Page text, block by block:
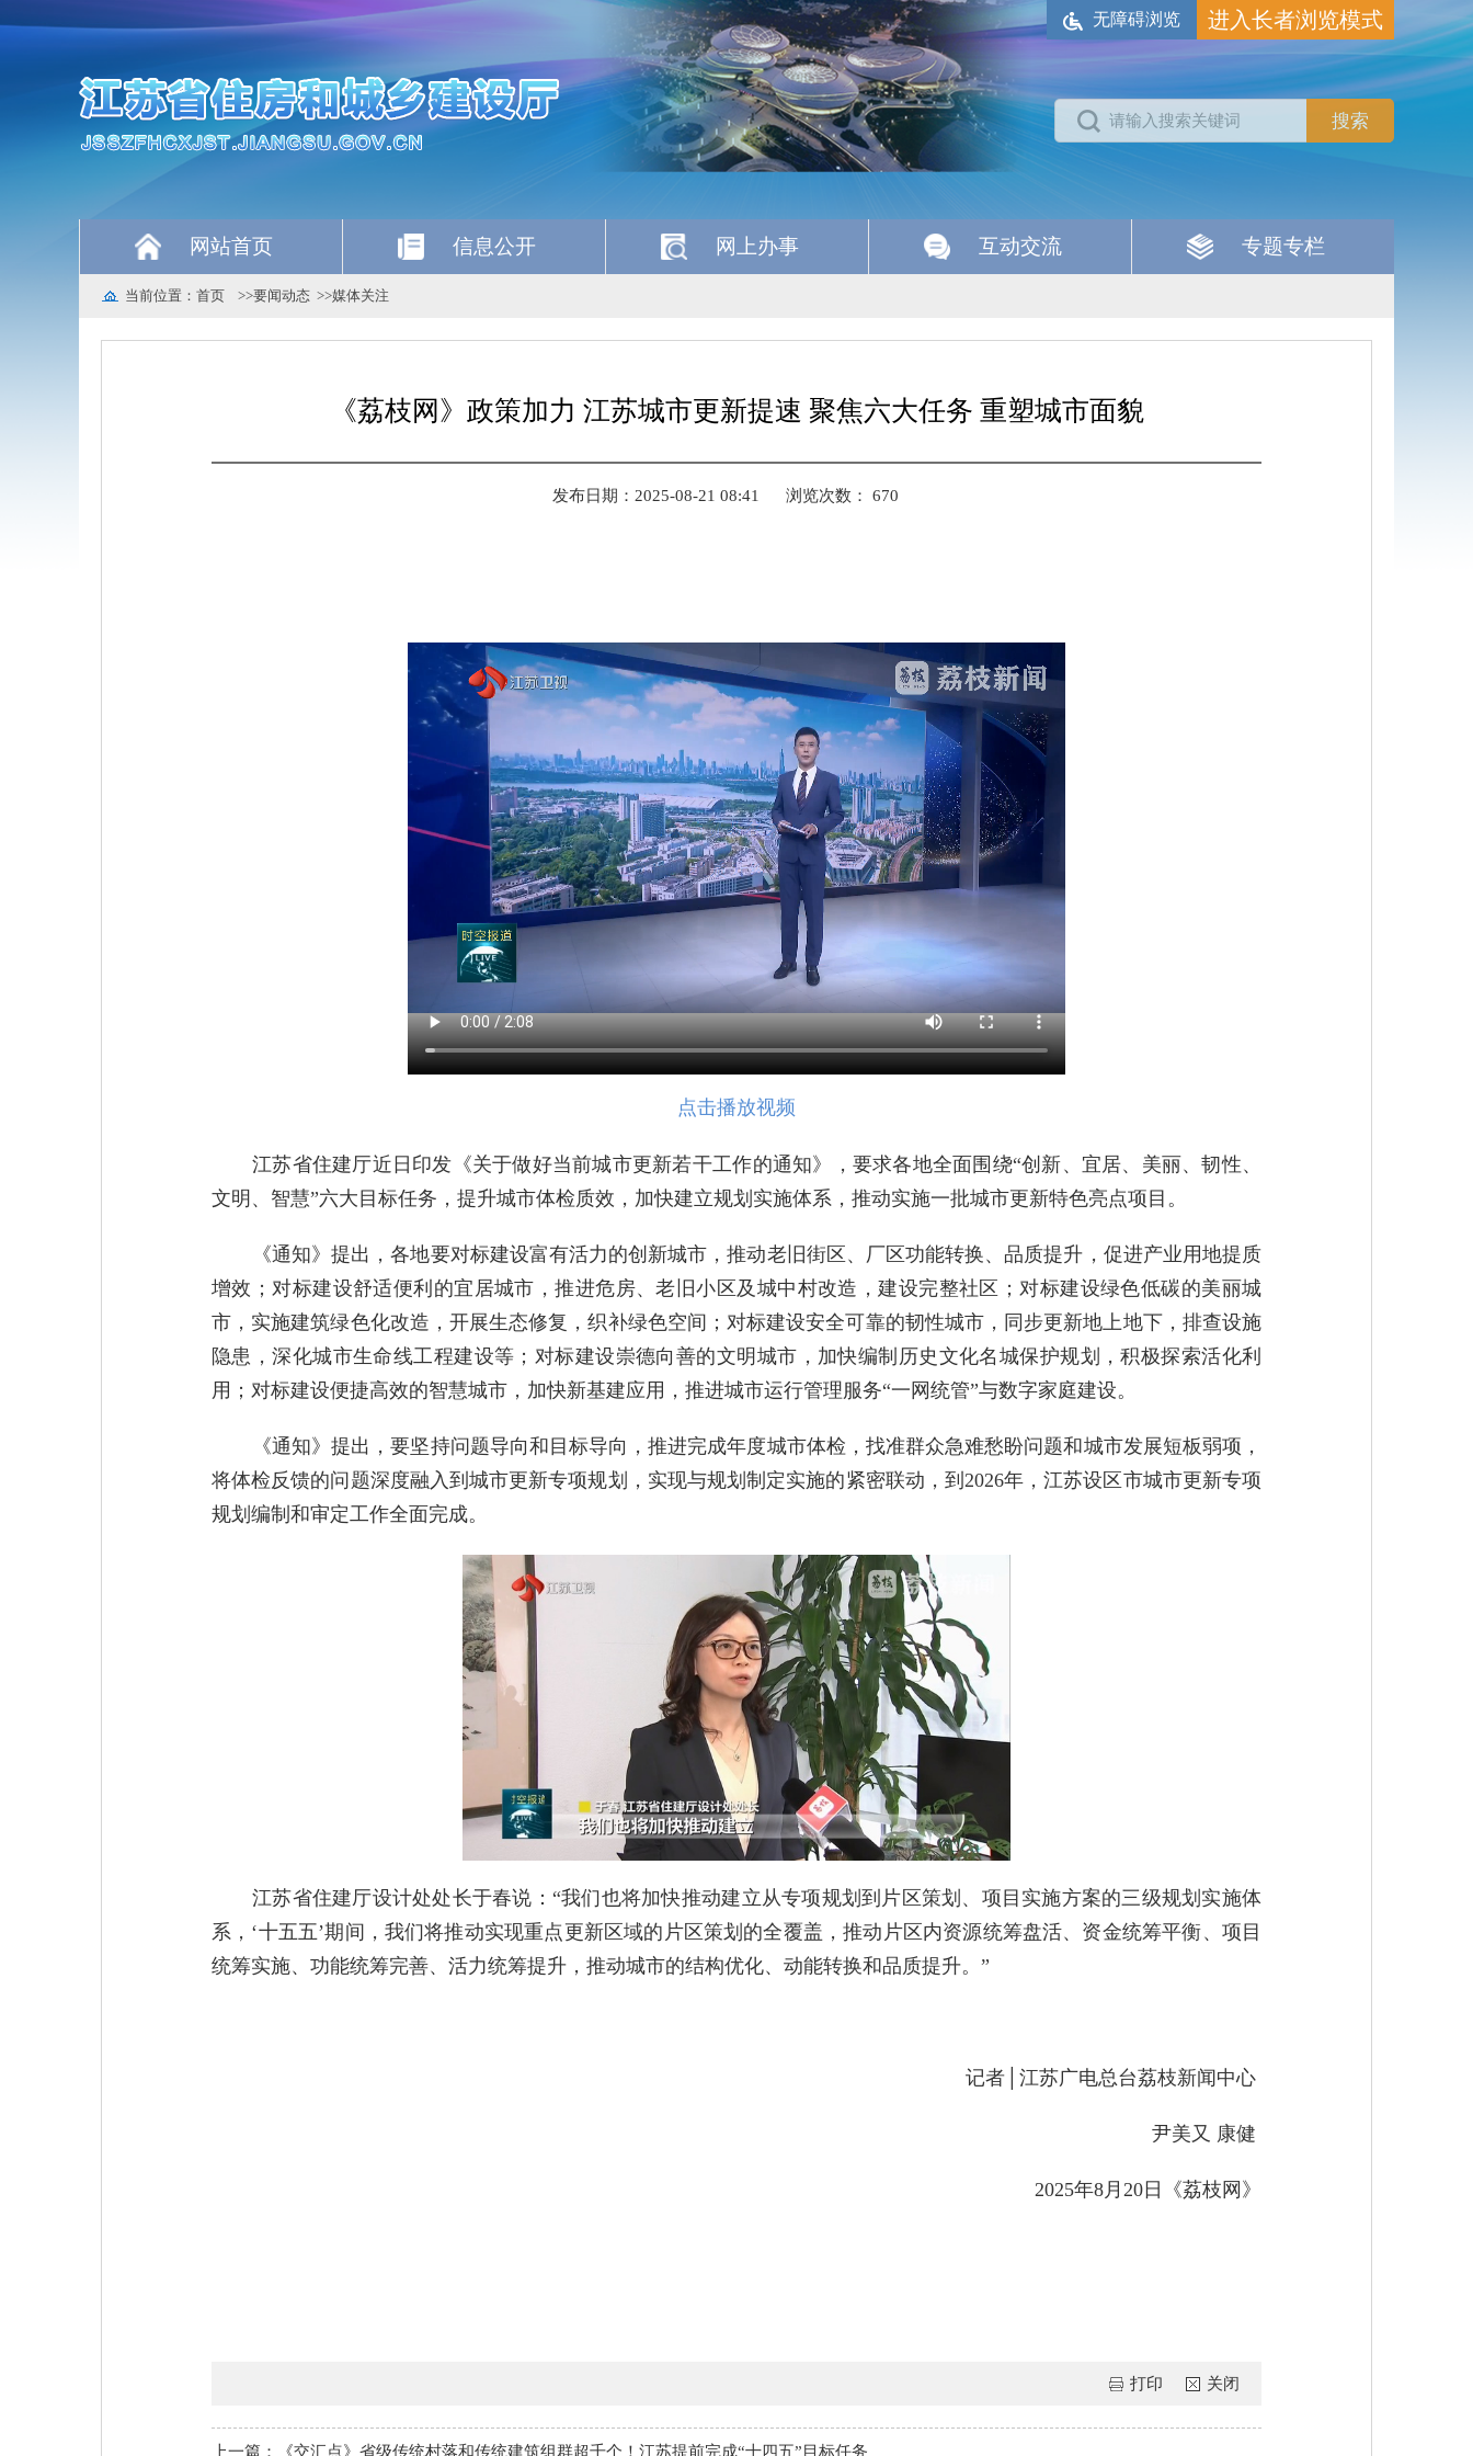
无障碍浏览 进入长者浏览模式
网站首页 信息公开 网上办事 互动交流 专题专栏
当前位置： 首页 >>要闻动态 >>媒体关注
《荔枝网》政策加力 江苏城市更新提速 聚焦六大任务 重塑城市面貌
发布日期：2025-08-21 08:41 浏览次数： 670
点击播放视频
江苏省住建厅近日印发《关于做好当前城市更新若干工作的通知》，要求各地全面围绕“创新、宜居、美丽、韧性、
文明、智慧”六大目标任务，提升城市体检质效，加快建立规划实施体系，推动实施一批城市更新特色亮点项目。
《通知》提出，各地要对标建设富有活力的创新城市，推动老旧街区、厂区功能转换、品质提升，促进产业用地提质
增效；对标建设舒适便利的宜居城市，推进危房、老旧小区及城中村改造，建设完整社区；对标建设绿色低碳的美丽城
市，实施建筑绿色化改造，开展生态修复，织补绿色空间；对标建设安全可靠的韧性城市，同步更新地上地下，排查设施
隐患，深化城市生命线工程建设等；对标建设崇德向善的文明城市，加快编制历史文化名城保护规划，积极探索活化利
用；对标建设便捷高效的智慧城市，加快新基建应用，推进城市运行管理服务“一网统管”与数字家庭建设。
《通知》提出，要坚持问题导向和目标导向，推进完成年度城市体检，找准群众急难愁盼问题和城市发展短板弱项，
将体检反馈的问题深度融入到城市更新专项规划，实现与规划制定实施的紧密联动，到2026年，江苏设区市城市更新专项
规划编制和审定工作全面完成。
江苏省住建厅设计处处长于春说：“我们也将加快推动建立从专项规划到片区策划、项目实施方案的三级规划实施体
系，‘十五五’期间，我们将推动实现重点更新区域的片区策划的全覆盖，推动片区内资源统筹盘活、资金统筹平衡、项目
统筹实施、功能统筹完善、活力统筹提升，推动城市的结构优化、动能转换和品质提升。”
记者│江苏广电总台荔枝新闻中心
尹美又 康健
2025年8月20日《荔枝网》
关闭
打印
上一篇：《交汇点》省级传统村落和传统建筑组群超千个！江苏提前完成“十四五”目标任务